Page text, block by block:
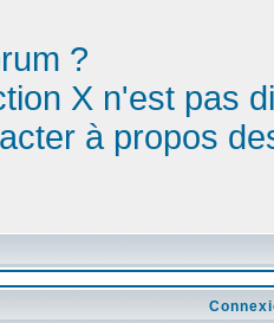
?
X n'est pas
à propos